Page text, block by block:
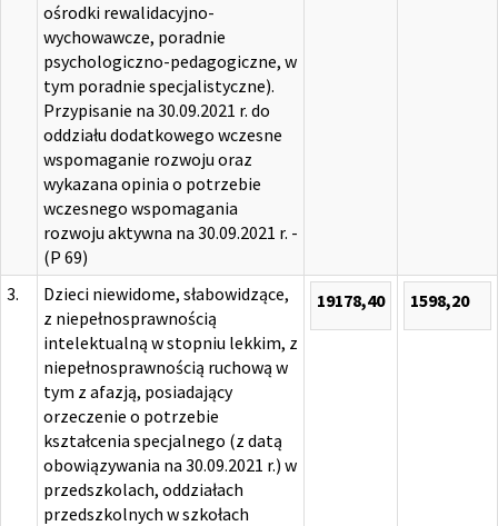
ośrodki rewalidacyjno-
wychowawcze, poradnie
psychologiczno-pedagogiczne, w
tym poradnie specjalistyczne).
Przypisanie na 30.09.2021 r. do
oddziału dodatkowego wczesne
wspomaganie rozwoju oraz
wykazana opinia o potrzebie
wczesnego wspomagania
rozwoju aktywna na 30.09.2021 r. -
(P 69)
3.
Dzieci niewidome, słabowidzące,
z niepełnosprawnością
intelektualną w stopniu lekkim, z
niepełnosprawnością ruchową w
tym z afazją, posiadający
orzeczenie o potrzebie
kształcenia specjalnego (z datą
obowiązywania na 30.09.2021 r.) w
przedszkolach, oddziałach
przedszkolnych w szkołach
19178,40 1598,20